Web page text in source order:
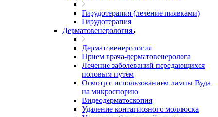
Гирудотерапия (лечение пиявками)
Гирудотерапия
Дерматовенерология
Дерматовенерология
Прием врача-дерматовенеролога
Лечение заболеваний передающихся
половым путем
Осмотр с использованием лампы Вуда
на микроспорию
Видеодерматоскопия
Удаление контагиозного моллюска